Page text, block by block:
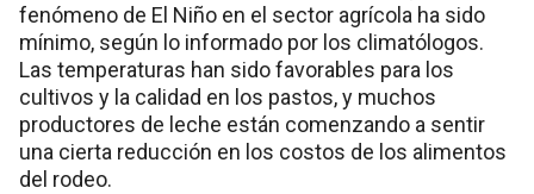
fenómeno de El Niño en el sector agrícola ha sido
mínimo, según lo informado por los climatólogos.
Las temperaturas han sido favorables para los
cultivos y la calidad en los pastos, y muchos
productores de leche están comenzando a sentir
una cierta reducción en los costos de los alimentos
del rodeo.